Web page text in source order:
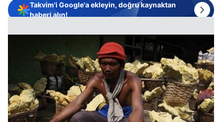
Takvim'i Google'a ekleyin, doğru kaynaktan
haberi alın!